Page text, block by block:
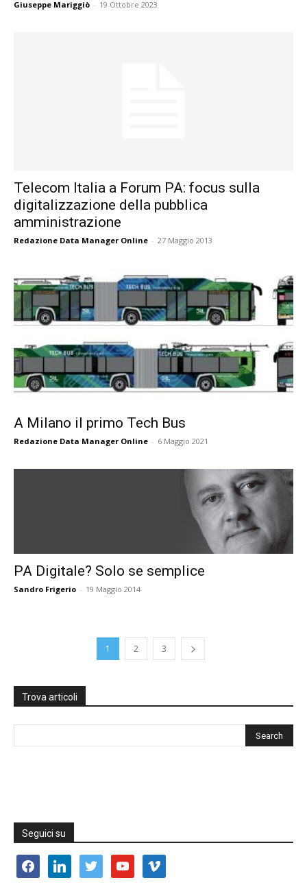
Giuseppe Mariggiò - 19 Ottobre 2023
Telecom Italia a Forum PA: focus sulla
digitalizzazione della pubblica
amministrazione
Redazione Data Manager Online - 27 Maggio 2013
A Milano il primo Tech Bus
Redazione Data Manager Online - 6 Maggio 2021
PA Digitale? Solo se semplice
Sandro Frigerio - 19 Maggio 2014
1 2 3
Trova articoli
Seguici su
facebooklinkedin twitter youtube vimeo